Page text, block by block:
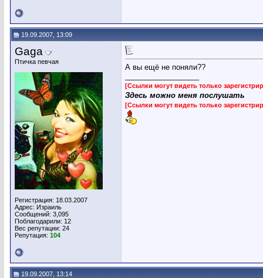
19.09.2007, 13:09
Gaga
Птичка певчая
Регистрация: 18.03.2007
Адрес: Израиль
Сообщений: 3,095
Поблагодарили: 12
Вес репутации: 24
Репутация: 104
А вы ещё не поняли??
[Ссылки могут видеть только
Здесь можно меня послушать
[Ссылки могут видеть только
19.09.2007, 13:14